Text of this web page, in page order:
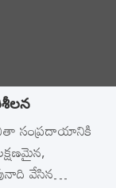
సంప్రదాయానికి
వేసిన…